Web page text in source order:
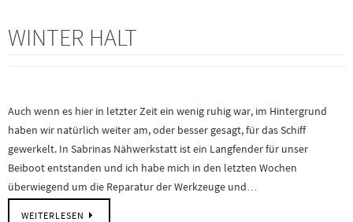
WINTER HALT
Auch wenn es hier in letzter Zeit ein wenig ruhig war, im Hintergrund
haben wir natürlich weiter am, oder besser gesagt, für das Schiff
gewerkelt. In Sabrinas Nähwerkstatt ist ein Langfender für unser
Beiboot entstanden und ich habe mich in den letzten Wochen
überwiegend um die Reparatur der Werkzeuge und…
WEITERLESEN